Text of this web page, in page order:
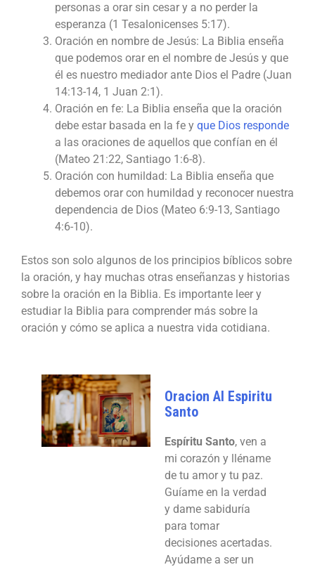
personas a orar sin cesar y a no perder la
esperanza (1 Tesalonicenses 5:17).
Oración en nombre de Jesús: La Biblia enseña
que podemos orar en el nombre de Jesús y que
él es nuestro mediador ante Dios el Padre (Juan
14:13-14, 1 Juan 2:1).
Oración en fe: La Biblia enseña que la oración
debe estar basada en la fe y que Dios responde
a las oraciones de aquellos que confían en él
(Mateo 21:22, Santiago 1:6-8).
Oración con humildad: La Biblia enseña que
debemos orar con humildad y reconocer nuestra
dependencia de Dios (Mateo 6:9-13, Santiago
4:6-10).
Estos son solo algunos de los principios bíblicos sobre
la oración, y hay muchas otras enseñanzas y historias
sobre la oración en la Biblia. Es importante leer y
estudiar la Biblia para comprender más sobre la
oración y cómo se aplica a nuestra vida cotidiana.
Oracion Al Espiritu
Santo
Espíritu Santo, ven a
mi corazón y lléname
de tu amor y tu paz.
Guíame en la verdad
y dame sabiduría
para tomar
decisiones acertadas.
Ayúdame a ser un